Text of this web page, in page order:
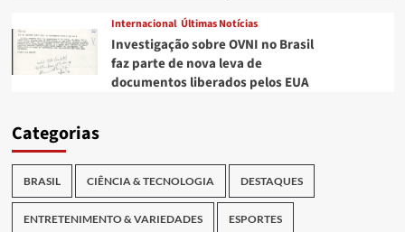
Internacional Últimas Notícias
Investigação sobre OVNI no Brasil
faz parte de nova leva de
documentos liberados pelos EUA
Categorias
BRASIL CIÊNCIA & TECNOLOGIA DESTAQUES
ENTRETENIMENTO & VARIEDADES ESPORTES